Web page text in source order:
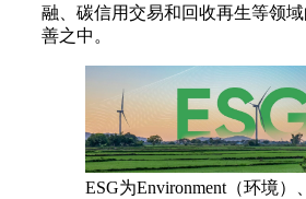
融、碳信用交易和回收再生等领
善之中。
ESG为Environment（环境）